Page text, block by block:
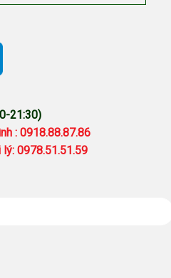
21:30)
: 0918.88.87.86
0978.51.51.59